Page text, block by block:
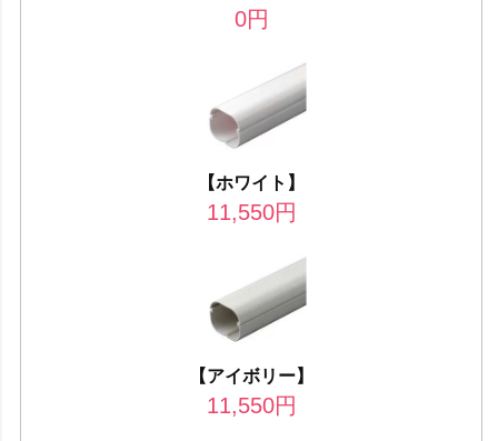
0円
【ホワイト】
11,550円
【アイボリー】
11,550円